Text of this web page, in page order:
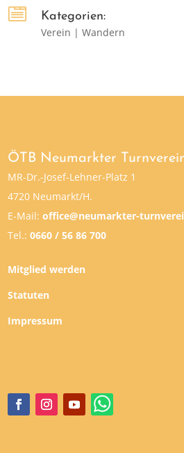

Kategorien:
Verein | Wandern
ÖTB Neumarkter
MR-Dr.-Josef-Lehner-Platz 1
4720 Neumarkt/H.
E-Mail:office@neumarkter-
Tel.:0660 / 56 86 700
Mitglied werden
Statuten
Impressum